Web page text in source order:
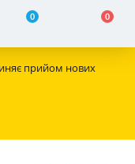
0 0
прийом нових